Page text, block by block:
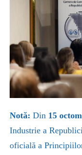
Notă: Din 15
Industrie a
oficială a